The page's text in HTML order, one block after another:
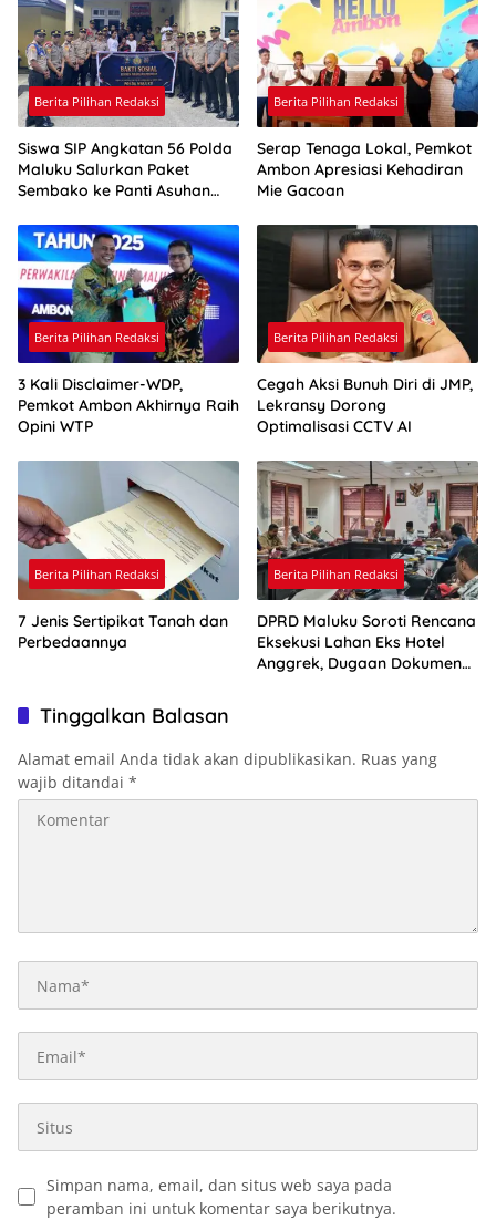
Berita Pilihan Redaksi
Siswa SIP Angkatan 56 Polda
Maluku Salurkan Paket
Sembako ke Panti Asuhan
Berita Pilihan Redaksi
Serap Tenaga Lokal, Pemkot
Ambon Apresiasi Kehadiran
Mie Gacoan
Berita Pilihan Redaksi
3 Kali Disclaimer-WDP,
Pemkot Ambon Akhirnya Raih
Opini WTP
Berita Pilihan Redaksi
Cegah Aksi Bunuh Diri di JMP,
Lekransy Dorong
Optimalisasi CCTV AI
Berita Pilihan Redaksi
7 Jenis Sertipikat Tanah dan
Perbedaannya
Berita Pilihan Redaksi
DPRD Maluku Soroti Rencana
Eksekusi Lahan Eks Hotel
Anggrek, Dugaan Dokumen
Tinggalkan Balasan
Alamat email Anda tidak akan dipublikasikan. Ruas yang
wajib ditandai *
Simpan nama, email, dan situs web saya pada
peramban ini untuk komentar saya berikutnya.